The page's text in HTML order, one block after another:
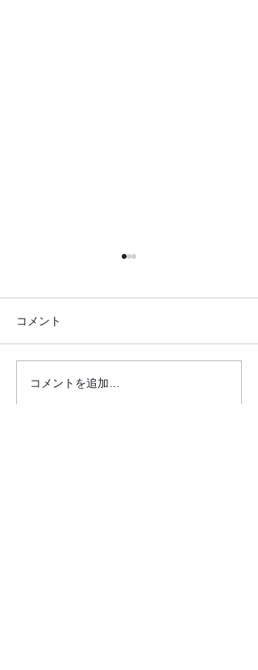
●26.7.25 はれの日サロ
コメント
コメントを追加…